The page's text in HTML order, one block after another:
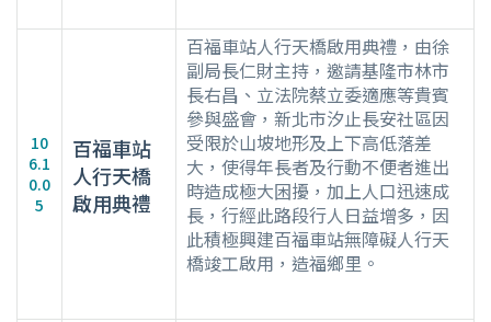
10
6.1
0.0
5
百福車站
人行天橋
啟用典禮
百福車站人行天橋啟用典禮，由徐
副局長仁財主持，邀請基隆市林市
長右昌、立法院蔡立委適應等貴賓
參與盛會，新北市汐止長安社區因
受限於山坡地形及上下高低落差
大，使得年長者及行動不便者進出
時造成極大困擾，加上人口迅速成
長，行經此路段行人日益增多，因
此積極興建百福車站無障礙人行天
橋竣工啟用，造福鄉里。